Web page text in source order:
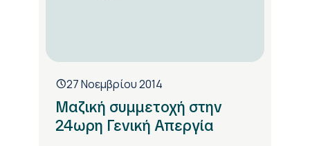
27 Νοεμβρίου 2014
Μαζική συμμετοχή στην
24ωρη Γενική Απεργία